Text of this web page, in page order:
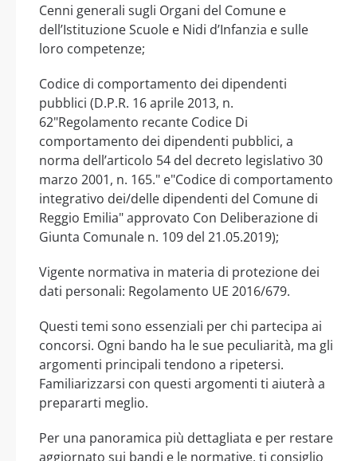
Cenni generali sugli Organi del Comune e
dell’Istituzione Scuole e Nidi d’Infanzia e sulle
loro competenze;
Codice di comportamento dei dipendenti
pubblici (D.P.R. 16 aprile 2013, n.
62"Regolamento recante Codice Di
comportamento dei dipendenti pubblici, a
norma dell’articolo 54 del decreto legislativo 30
marzo 2001, n. 165." e"Codice di comportamento
integrativo dei/delle dipendenti del Comune di
Reggio Emilia" approvato Con Deliberazione di
Giunta Comunale n. 109 del 21.05.2019);
Vigente normativa in materia di protezione dei
dati personali: Regolamento UE 2016/679.
Questi temi sono essenziali per chi partecipa ai
concorsi. Ogni bando ha le sue peculiarità, ma gli
argomenti principali tendono a ripetersi.
Familiarizzarsi con questi argomenti ti aiuterà a
prepararti meglio.
Per una panoramica più dettagliata e per restare
aggiornato sui bandi e le normative, ti consiglio